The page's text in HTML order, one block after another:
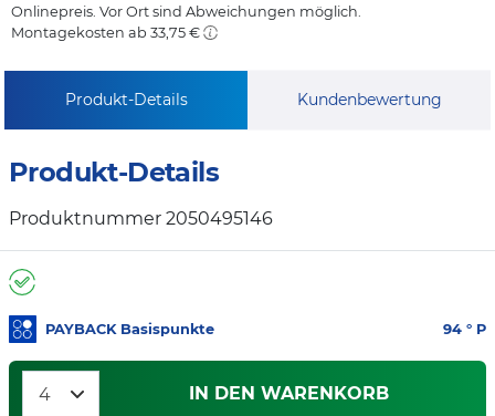
Onlinepreis. Vor Ort sind Abweichungen möglich.
Montagekosten ab 33,75 €
Produkt-Details Kundenbewertung
Produkt-Details
Produktnummer 2050495146
PAYBACK Basispunkte 94 ° P
IN DEN WARENKORB